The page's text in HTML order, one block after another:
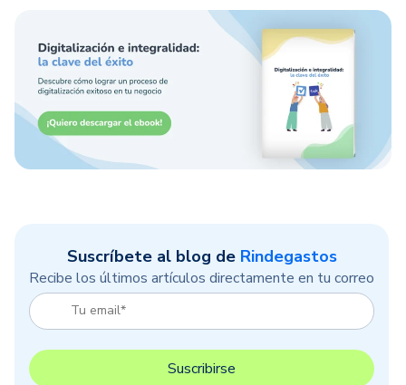
Suscríbete al blog de Rindegastos
Recibe los últimos artículos directamente en tu correo